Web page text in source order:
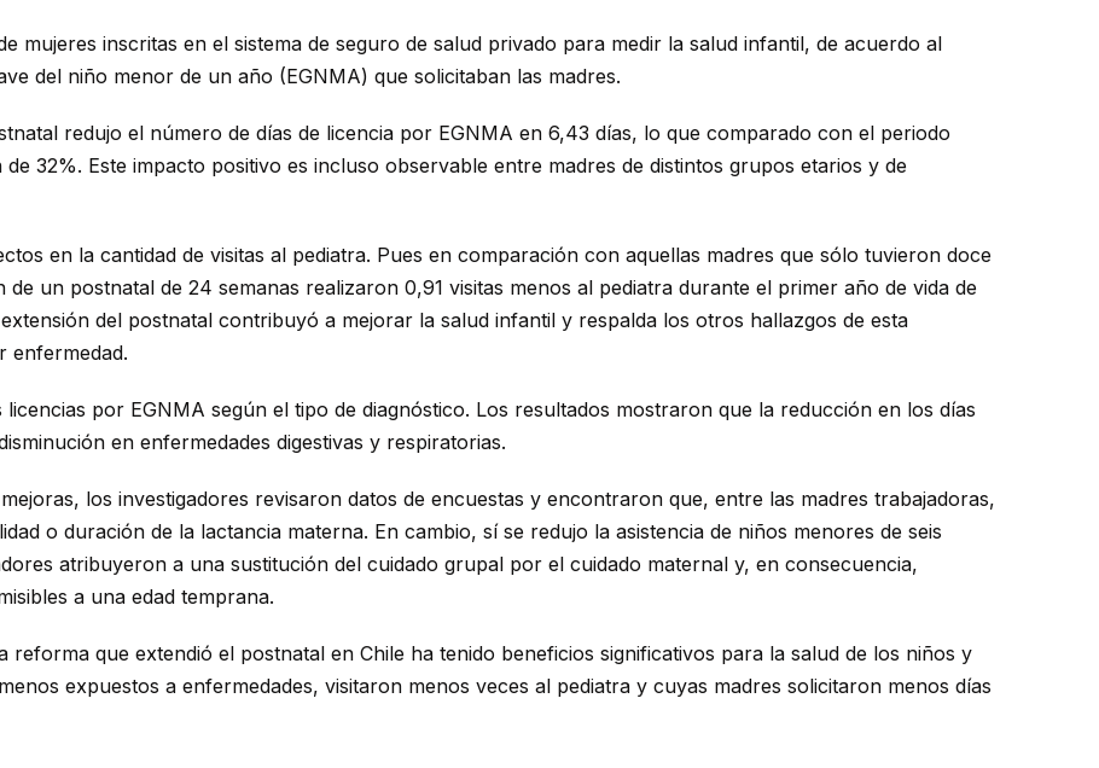
mujeres inscritas en el sistema de seguro de salud privado para medir la salud infantil, de acuerdo al
del niño menor de un año (EGNMA) que solicitaban las madres.
redujo el número de días de licencia por EGNMA en 6,43 días, lo que comparado con el periodo
32%. Este impacto positivo es incluso observable entre madres de distintos grupos etarios y de
en la cantidad de visitas al pediatra. Pues en comparación con aquellas madres que sólo tuvieron doce
un postnatal de 24 semanas realizaron 0,91 visitas menos al pediatra durante el primer año de vida de
del postnatal contribuyó a mejorar la salud infantil y respalda los otros hallazgos de esta
enfermedad.
por EGNMA según el tipo de diagnóstico. Los resultados mostraron que la reducción en los días
en enfermedades digestivas y respiratorias.
los investigadores revisaron datos de encuestas y encontraron que, entre las madres trabajadoras,
o duración de la lactancia materna. En cambio, sí se redujo la asistencia de niños menores de seis
atribuyeron a una sustitución del cuidado grupal por el cuidado maternal y, en consecuencia,
a una edad temprana.
reforma que extendió el postnatal en Chile ha tenido beneficios significativos para la salud de los niños y
expuestos a enfermedades, visitaron menos veces al pediatra y cuyas madres solicitaron menos días